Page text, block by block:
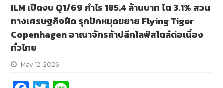
ILM เปิดงบ Q1/69 กำไร 185.4 ล้านบาท โต 3.1% สวน
ทางเศรษฐกิจฝืด รุกปักหมุดขยาย Flying Tiger
Copenhagen อาณาจักรค้าปลีกไลฟ์สไตล์ต่อเนื่อง
ทั่วไทย
May 12, 2026